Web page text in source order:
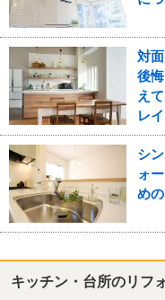
対
後
え
レ
シ
ォ
め
キッチン・台所のリフ